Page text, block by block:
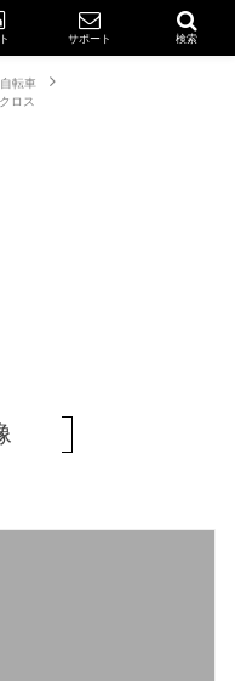
サポート 検索
転車
ロス